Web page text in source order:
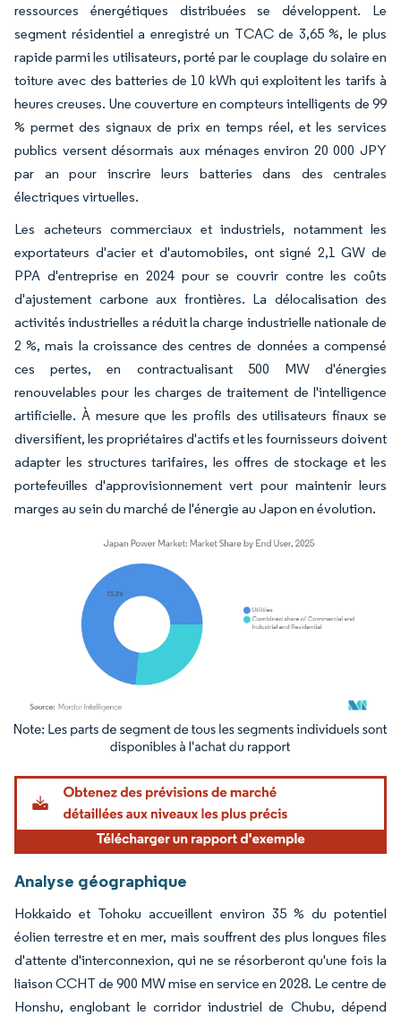
ressources énergétiques distribuées se développent. Le
segment résidentiel a enregistré un TCAC de 3,65 %, le plus
rapide parmi les utilisateurs, porté par le couplage du solaire en
toiture avec des batteries de 10 kWh qui exploitent les tarifs à
heures creuses. Une couverture en compteurs intelligents de 99
% permet des signaux de prix en temps réel, et les services
publics versent désormais aux ménages environ 20 000 JPY
par an pour inscrire leurs batteries dans des centrales
électriques virtuelles.
Les acheteurs commerciaux et industriels, notamment les
exportateurs d'acier et d'automobiles, ont signé 2,1 GW de
PPA d'entreprise en 2024 pour se couvrir contre les coûts
d'ajustement carbone aux frontières. La délocalisation des
activités industrielles a réduit la charge industrielle nationale de
2 %, mais la croissance des centres de données a compensé
ces pertes, en contractualisant 500 MW d'énergies
renouvelables pour les charges de traitement de l'intelligence
artificielle. À mesure que les profils des utilisateurs finaux se
diversifient, les propriétaires d'actifs et les fournisseurs doivent
adapter les structures tarifaires, les offres de stockage et les
portefeuilles d'approvisionnement vert pour maintenir leurs
marges au sein du marché de l'énergie au Japon en évolution.
Image © Mordor Intelligence. La réutilisation nécessite une attribution sous CC BY
Analyse géographique
Hokkaido et Tohoku accueillent environ 35 % du potentiel
éolien terrestre et en mer, mais souffrent des plus longues files
d'attente d'interconnexion, qui ne se résorberont qu'une fois la
liaison CCHT de 900 MW mise en service en 2028. Le centre de
Honshu, englobant le corridor industriel de Chubu, dépend